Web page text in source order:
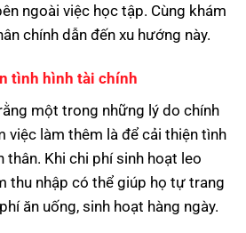
ngoài việc học tập. Cùng khám
chính dẫn đến xu hướng này.
tình hình tài chính
một trong những lý do chính
việc làm thêm là để cải thiện tình
thân. Khi chi phí sinh hoạt leo
thu nhập có thể giúp họ tự trang
ăn uống, sinh hoạt hàng ngày.